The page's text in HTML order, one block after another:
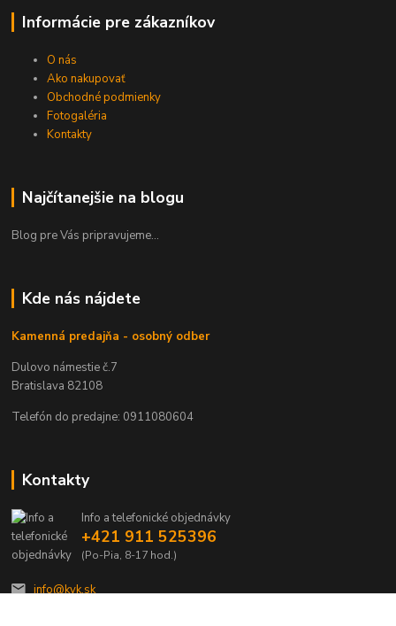
Informácie pre zákazníkov
O nás
Ako nakupovať
Obchodné podmienky
Fotogaléria
Kontakty
Najčítanejšie na blogu
Blog pre Vás pripravujeme...
Kde nás nájdete
Kamenná predajňa - osobný odber
Dulovo námestie č.7
Bratislava 82108
Telefón do predajne: 0911080604
Kontakty
Info a telefonické objednávky
+421 911 525396
(Po-Pia, 8-17 hod.)
info@kvk.sk